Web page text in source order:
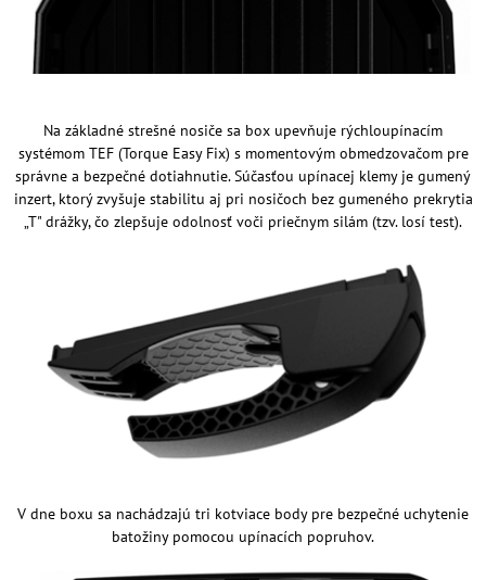
Na základné strešné nosiče sa box upevňuje rýchloupínacím
systémom TEF (Torque Easy Fix) s momentovým obmedzovačom pre
správne a bezpečné dotiahnutie. Súčasťou upínacej klemy je gumený
inzert, ktorý zvyšuje stabilitu aj pri nosičoch bez gumeného prekrytia
„T" drážky, čo zlepšuje odolnosť voči priečnym silám (tzv. losí test).
V dne boxu sa nachádzajú tri kotviace body pre bezpečné uchytenie
batožiny pomocou upínacích popruhov.